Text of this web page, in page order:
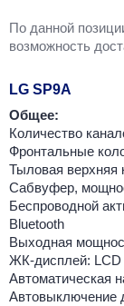
По данной
возможность
LG SP9A
Общее:
Количество
Фронтальные
Тыловая верхняя
Сабвуфер,
Беспроводной
Bluetooth
Выходная
ЖК-дисплей: LCD
Автоматическая
Автовыключение